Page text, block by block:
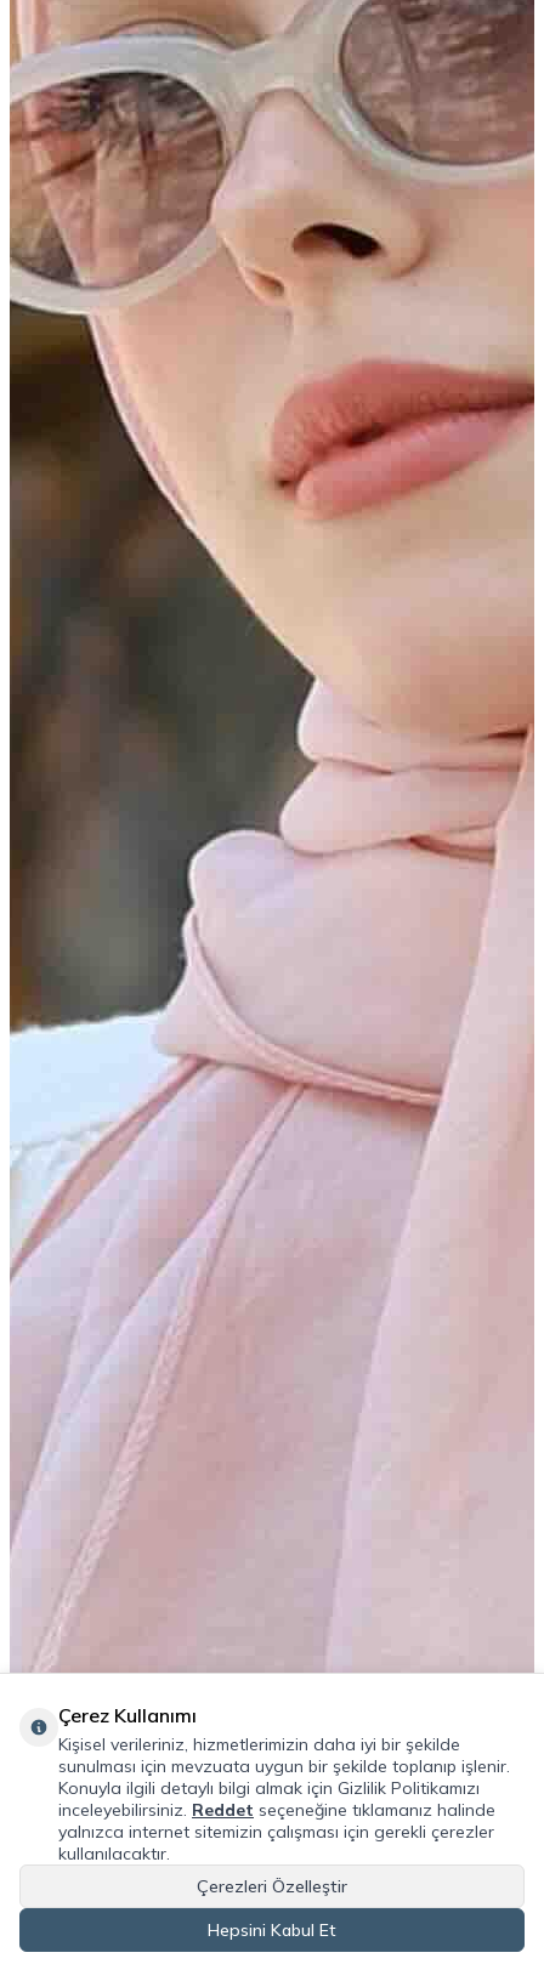
Çerez Kullanımı
Kişisel verileriniz, hizmetlerimizin daha iyi bir şekilde
sunulması için mevzuata uygun bir şekilde toplanıp işlenir.
Konuyla ilgili detaylı bilgi almak için Gizlilik Politikamızı
inceleyebilirsiniz. Reddet seçeneğine tıklamanız halinde
yalnızca internet sitemizin çalışması için gerekli çerezler
kullanılacaktır.
Çerezleri Özelleştir
Hepsini Kabul Et